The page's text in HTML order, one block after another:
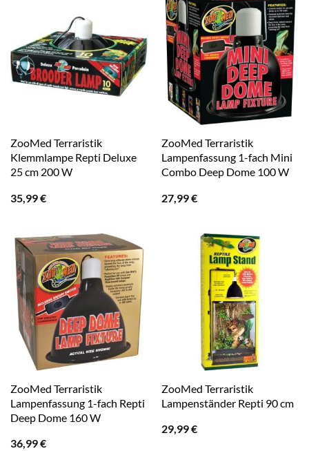
ZooMed Terraristik
Klemmlampe Repti Deluxe
25 cm 200 W
35,99€
ZooMed Terraristik
Lampenfassung 1-fach Mini
Combo Deep Dome 100 W
27,99€
ZooMed Terraristik
Lampenfassung 1-fach Repti
Deep Dome 160 W
36,99€
ZooMed Terraristik
Lampenständer Repti 90 cm
29,99€